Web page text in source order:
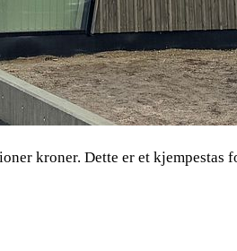
kroner. Dette er et